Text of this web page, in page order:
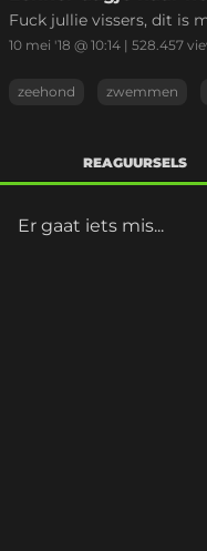
Fuck jullie vissers, dit is
10 mei '18 @ 10:14 | 528.457
zeehond zwemmen
REAGUURSELS
Er gaat iets mis...